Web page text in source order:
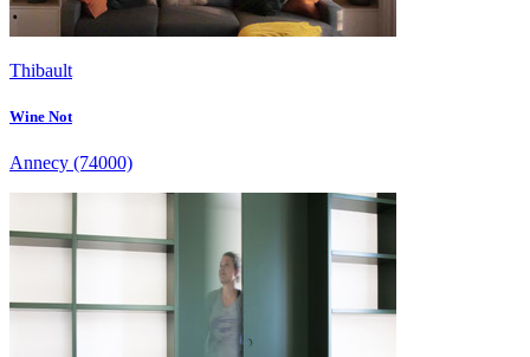
Thibault
Wine Not
Annecy (74000)